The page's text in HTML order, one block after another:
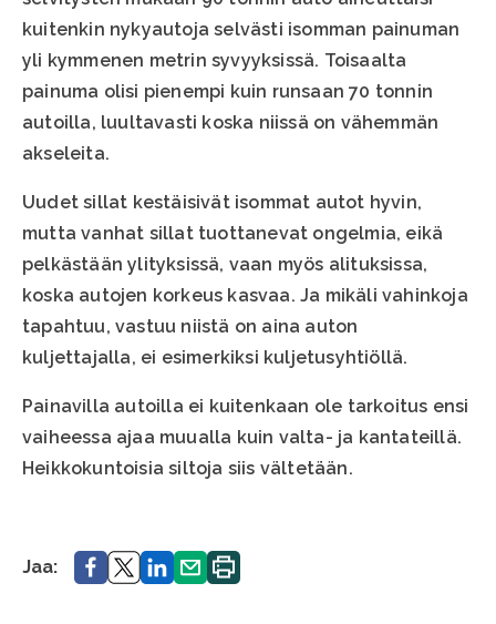
kuitenkin nykyautoja selvästi isomman painuman
yli kymmenen metrin syvyyksissä. Toisaalta
painuma olisi pienempi kuin runsaan 70 tonnin
autoilla, luultavasti koska niissä on vähemmän
akseleita.
Uudet sillat kestäisivät isommat autot hyvin,
mutta vanhat sillat tuottanevat ongelmia, eikä
pelkästään ylityksissä, vaan myös alituksissa,
koska autojen korkeus kasvaa. Ja mikäli vahinkoja
tapahtuu, vastuu niistä on aina auton
kuljettajalla, ei esimerkiksi kuljetusyhtiöllä.
Painavilla autoilla ei kuitenkaan ole tarkoitus ensi
vaiheessa ajaa muualla kuin valta- ja kantateillä.
Heikkokuntoisia siltoja siis vältetään.
Jaa: Jaa. Jaa.Jaa. Jaa. Tulosta
sivu.